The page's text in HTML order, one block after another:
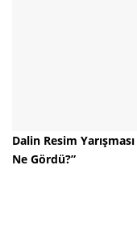
Dalin Resim
Ne Gördü?”